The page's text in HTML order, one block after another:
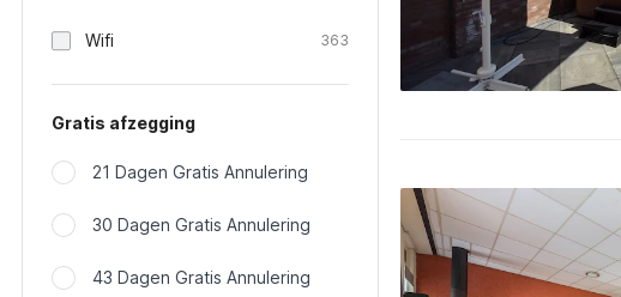
Wifi 363
Gratis afzegging
21 Dagen Gratis Annulering
30 Dagen Gratis Annulering
43 Dagen Gratis Annulering